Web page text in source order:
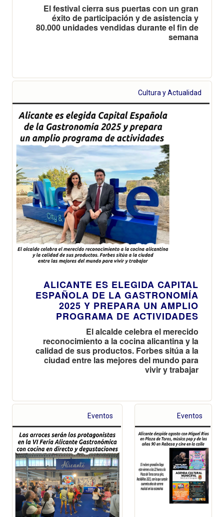
El festival cierra sus puertas con un gran
éxito de participación y de asistencia y
80.000 unidades vendidas durante el fin de
semana
Cultura y Actualidad
ALICANTE ES ELEGIDA CAPITAL
ESPAÑOLA DE LA GASTRONOMÍA
2025 Y PREPARA UN AMPLIO
PROGRAMA DE ACTIVIDADES
El alcalde celebra el merecido
reconocimiento a la cocina alicantina y la
calidad de sus productos. Forbes sitúa a la
ciudad entre las mejores del mundo para
vivir y trabajar
Eventos Eventos